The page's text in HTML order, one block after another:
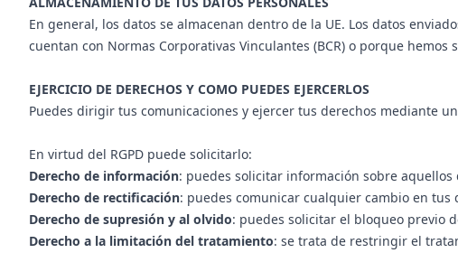
En general, los datos se almacenan dentro de la UE. Los datos
cuentan con Normas Corporativas Vinculantes (BCR) o porque hemos
EJERCICIO DE DERECHOS Y COMO PUEDES EJERCERLOS
Puedes dirigir tus comunicaciones y ejercer tus derechos mediante
En virtud del RGPD puede solicitarlo:
Derecho de información: puedes solicitar información sobre
Derecho de rectificación: puedes comunicar cualquier cambio en tus
Derecho de supresión y al olvido: puedes solicitar el bloqueo previo
Derecho a la limitación del tratamiento: se trata de restringir el